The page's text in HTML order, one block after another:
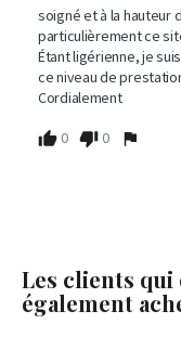
soigné et à la hauteur
particulièrement ce
Étant ligérienne, je
ce niveau de
Cordialement
0 0
Les clients
également